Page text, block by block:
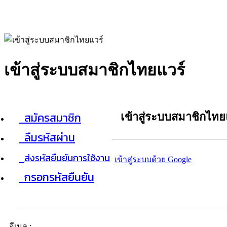
เข้าสู่ระบบสมาชิกไทยแวร์
สมัครสมาชิก
ลืมรหัสผ่าน
ส่งรหัสยืนยันการใช้งาน
กรอกรหัสยืนยัน
เข้าสู่ระบบสมาชิกไท
เข้าสู่ระบบด้วย Google